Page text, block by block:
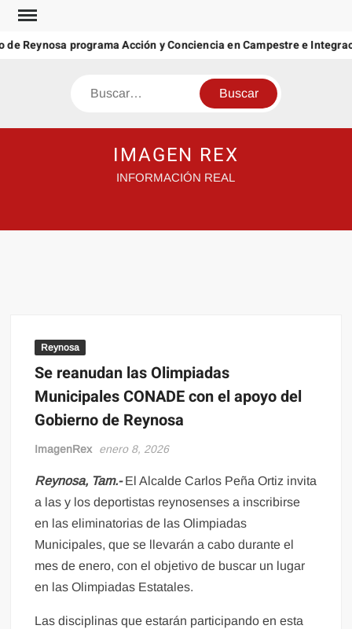
Saltar
contenido
Reynosa programa Acción y Conciencia en Campestre e
Buscar
IMAGEN REX
INFORMACIÓN REAL
Reynosa
Se reanudan las Olimpiadas
Municipales CONADE con el apoyo del
Gobierno de Reynosa
ImagenRex enero 8, 2026
Reynosa, Tam.-El Alcalde Carlos Peña Ortiz invita
a las y los deportistas reynosenses a inscribirse
en las eliminatorias de las Olimpiadas
Municipales, que se llevarán a cabo durante el
mes de enero, con el objetivo de buscar un lugar
en las Olimpiadas Estatales.
Las disciplinas que estarán participando en esta